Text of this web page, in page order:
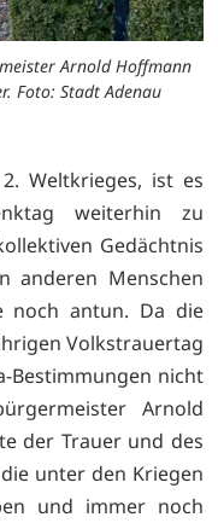
Arnold Hoffmann
Foto: Stadt Adenau
Weltkrieges, ist es
weiterhin zu
Gedächtnis
anderen Menschen
noch antun. Da die
Volkstrauertag
Bestimmungen nicht
Arnold
der Trauer und des
unter den Kriegen
und immer noch